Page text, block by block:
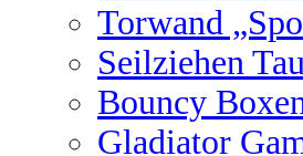
Torwand
Seilziehen
Bouncy
Gladiator